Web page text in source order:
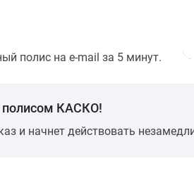
полис на e-mail за 5 минут.
полисом КАСКО!
и начнет действовать